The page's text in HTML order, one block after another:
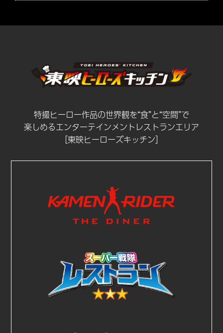
特撮ヒーロー作品の世界観を“食”と“空間”で
楽しめるエンターテインメントレストランエリア
［東映ヒーローズキッチン］